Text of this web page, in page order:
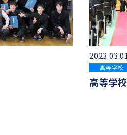
2023.03.01
高等学校
高等学